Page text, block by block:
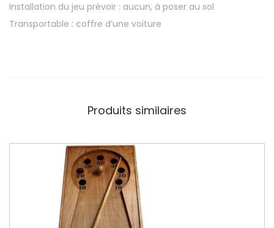
Installation du jeu prévoir : aucun, à poser au sol
Transportable : coffre d’une voiture
Produits similaires